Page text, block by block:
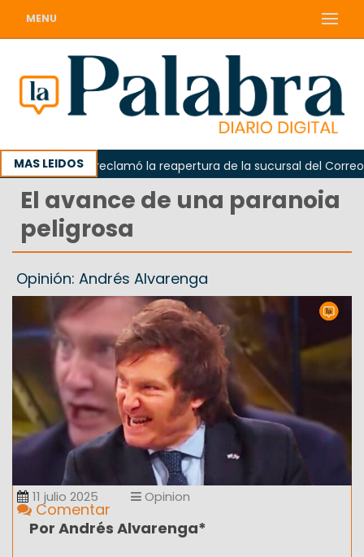
MENU
MAS LEIDOS
Odarda reclamó la reapertura de la sucursal del Correo
El avance de una paranoia
peligrosa
Opinión: Andrés Alvarenga
11 julio 2025 Opinion
Comentar
Por Andrés Alvarenga*